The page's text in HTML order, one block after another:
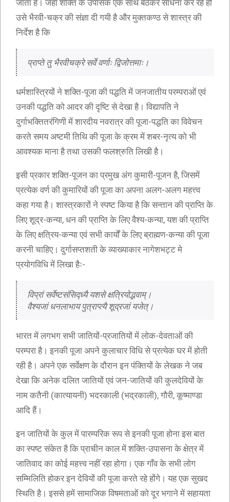
जाता है। जहाँ शक्ति के उपासक एक साथ बैठकर साधना कर रहे हों
उसे भैरवी-चक्र की संज्ञा दी गयी है और मुक्तकण्ठ से शास्त्र की
निर्देश है कि
प्राप्ते तु भैरवीचक्रे सर्वे वर्णाः द्विजोत्तमाः।
धर्मशास्त्रियों ने शक्ति-पूजा की पद्धति में जनजातीय परम्पराओं एवं
उनकी पद्धति को आदर की दृष्टि से देखा है। विद्यापति ने
दुर्गाभक्तितरंगिणी में शारदीय नवरात्र की पूजा-पद्धति का विवेचन
करते समय अष्टमी तिथि की पूजा के क्रम में शबर-नृत्य को भी
आवश्यक माना है तथा उसकी फलश्रुति लिखी है।
इसी प्रकार शक्ति-पूजन का प्रमुख अंग कुमारी-पूजन है, जिसमें
प्रत्येक वर्ण की कुमारियों की पूजा का अपना अलग-अलग महत्त्व
कहा गया है। शास्त्रकारों ने स्पष्ट किया है कि सन्तान की प्राप्ति के
लिए शूद्र-कन्या, धन की प्राप्ति के लिए वैश्य-कन्या, यश की प्राप्ति
के लिए क्षत्रिय-कन्या एवं सभी कार्यों के लिए ब्राह्मण-कन्या की पूजा
करनी चाहिए। दुर्गासप्तशती के व्याख्याकार नागेशभट्ट मे
प्रयोगविधि में लिखा हैः-
विप्रां सर्वेष्टसंसिद्ध्यै यशसे क्षत्रियोद्भवाम्।
वैश्यजां धनलाभाय पुत्राप्त्यै शूद्रजां यजेत्।
भारत में लगभग सभी जातियों-प्रजातियों में लोक-देवताओं की
परम्परा है। इनकी पूजा अपने कुलाचार विधि से प्रत्येक घर में होती
रही है। अपने एक सर्वेक्षण के दौरान इन पंक्तियों के लेखक ने जब
देखा कि अनेक दलित जातियों एवं जन-जातियों की कुलदेवियों के
नाम कतैनी (कात्यायनी) भदरकाली (भद्रकाली), गौरी, कूष्माण्डा
आदि हैं।
इन जातियों के कुल में पारम्परिक रूप से इनकी पूजा होना इस बात
का स्पष्ट संकेत है कि प्राचीन काल में शक्ति-उपासना के क्षेत्र में
जातिवाद का कोई महत्त्व नहीं रहा होगा। एक गाँव के सभी लोग
सम्मिलिति होकर इन देवियों की पूजा करते रहे होंगे। यह एक सुखद
स्थिति है। इससे हमें सामाजिक विषमताओं को दूर भगाने में सहायता